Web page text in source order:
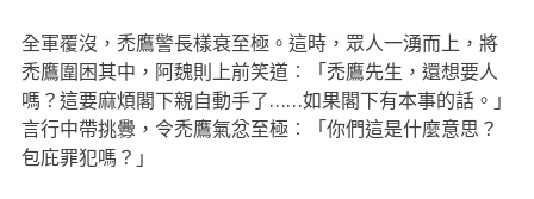
全軍覆沒，禿鷹警長樣衰至極。這時，眾人一湧而上，將
禿鷹圍困其中，阿魏則上前笑道︰「禿鷹先生，還想要人
嗎？這要麻煩閣下親自動手了……如果閣下有本事的話。」
言行中帶挑釁，令禿鷹氣忿至極︰「你們這是什麼意思？
包庇罪犯嗎？」